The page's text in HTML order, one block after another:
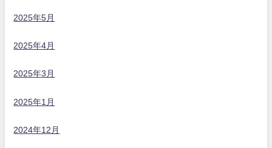
2025年5月
2025年4月
2025年3月
2025年1月
2024年12月